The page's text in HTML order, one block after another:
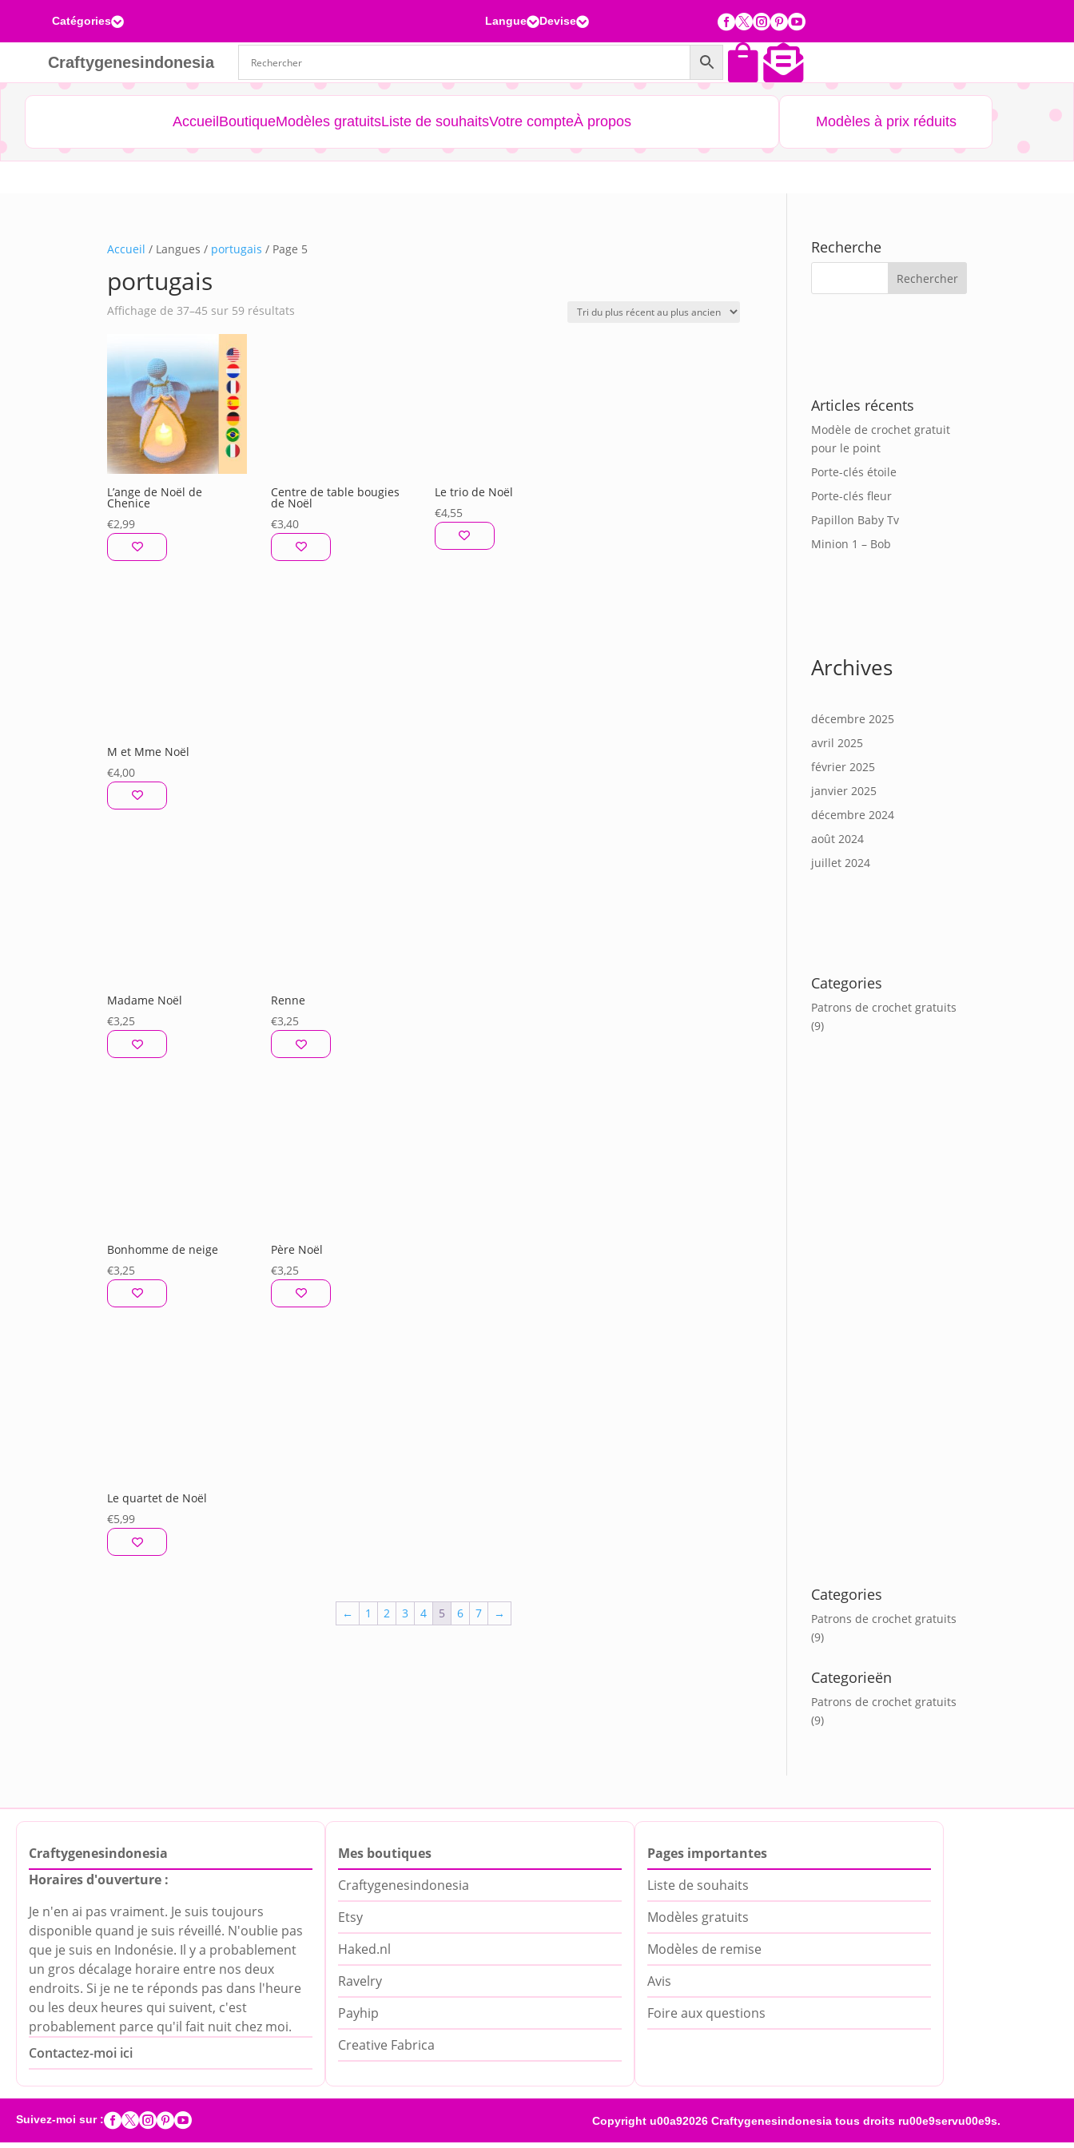
Catégories LangueDevise 
Craftygenesindonesia 
Accueil BoutiqueModèles gratuitsListe de souhaitsVotre compteÀ propos Modèles à prix réduits
Accueil / Langues / portugais / Page 5
portugais
Affichage de 37–45 sur 59 résultats
L’ange de Noël de
Chenice
€2,99
Centre de table bougies
de Noël
€3,40
Le trio de Noël
€4,55
M et Mme Noël
€4,00
Madame Noël
€3,25
Renne
€3,25
Bonhomme de neige
€3,25
Père Noël
€3,25
Le quartet de Noël
€5,99
← 1 2 3 4 5 6 7 →
Recherche
Articles récents
Modèle de crochet gratuit
pour le point
Porte-clés étoile
Porte-clés fleur
Papillon Baby Tv
Minion 1 – Bob
Archives
décembre 2025
avril 2025
février 2025
janvier 2025
décembre 2024
août 2024
juillet 2024
Categories
Patrons de crochet gratuits
(9)
Categories
Patrons de crochet gratuits
(9)
Categorieën
Patrons de crochet gratuits
(9)
Craftygenesindonesia
Horaires d'ouverture :
Je n'en ai pas vraiment. Je suis toujours
disponible quand je suis réveillé. N'oublie pas
que je suis en Indonésie. Il y a probablement
un gros décalage horaire entre nos deux
endroits. Si je ne te réponds pas dans l'heure
ou les deux heures qui suivent, c'est
probablement parce qu'il fait nuit chez moi.
Contactez-moi ici
Mes boutiques
Craftygenesindonesia
Etsy
Haked.nl
Ravelry
Payhip
Creative Fabrica
Pages importantes
Liste de souhaits
Modèles gratuits
Modèles de remise
Avis
Foire aux questions
Suivez-moi sur : Copyright u00a92026 Craftygenesindonesia tous droits ru00e9servu00e9s.